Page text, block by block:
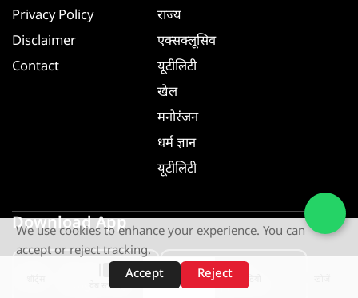
वेब स्टोरीज़
Privacy Policy
Disclaimer
Contact
राज्य
एक्सक्लूसिव
यूटीलिटी
खेल
मनोरंजन
धर्म ज्ञान
यूटीलिटी
Download App
Google Play
GET IT ON
App Store
We use cookies to enhance your experience. You can
accept or reject tracking.
Accept
Reject